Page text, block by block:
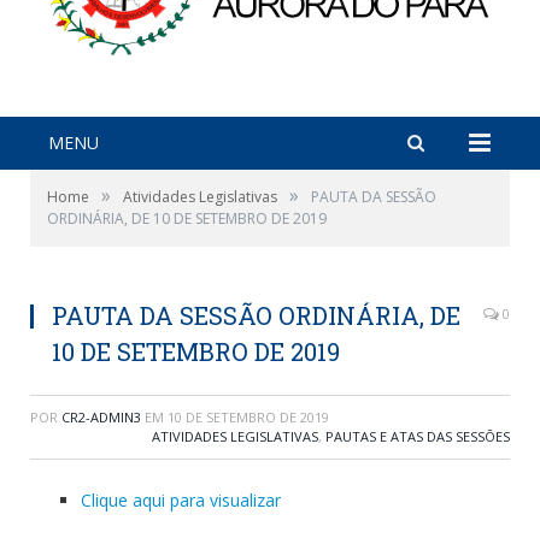
MENU
Home » Atividades Legislativas »
PAUTA DA SESSÃO
ORDINÁRIA, DE 10 DE SETEMBRO DE 2019
PAUTA DA SESSÃO ORDINÁRIA, DE
10 DE SETEMBRO DE 2019
0
POR CR2-ADMIN3 EM 10 DE SETEMBRO DE 2019
ATIVIDADES LEGISLATIVAS, PAUTAS E ATAS DAS SESSÕES
Clique aqui para visualizar